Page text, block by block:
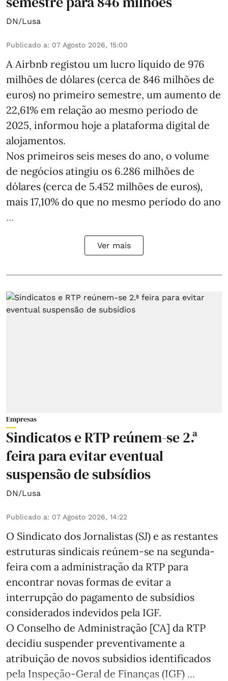
DN/Lusa
Publicado a: 07 Agosto 2026, 15:00
A Airbnb registou um lucro líquido de 976
milhões de dólares (cerca de 846 milhões de
euros) no primeiro semestre, um aumento de
22,61% em relação ao mesmo período de
2025, informou hoje a plataforma digital de
alojamentos.
Nos primeiros seis meses do ano, o volume
de negócios atingiu os 6.286 milhões de
dólares (cerca de 5.452 milhões de euros),
mais 17,10% do que no mesmo período do ano
...
Ver mais
Empresas
Sindicatos e RTP reúnem-se 2.ª
feira para evitar eventual
suspensão de subsídios
DN/Lusa
Publicado a: 07 Agosto 2026, 14:22
O Sindicato dos Jornalistas (SJ) e as restantes
estruturas sindicais reúnem-se na segunda-
feira com a administração da RTP para
encontrar novas formas de evitar a
interrupção do pagamento de subsídios
considerados indevidos pela IGF.
O Conselho de Administração [CA] da RTP
decidiu suspender preventivamente a
atribuição de novos subsídios identificados
pela Inspeção-Geral de Finanças (IGF) ...